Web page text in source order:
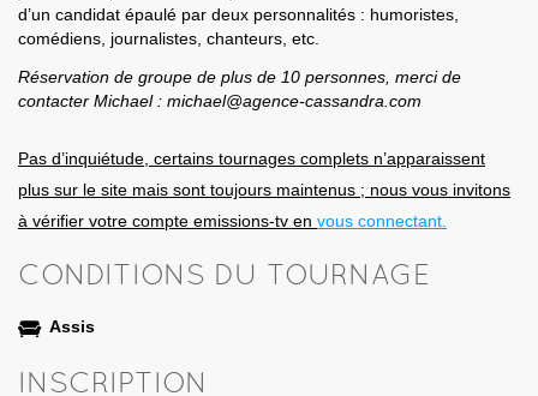
d’un candidat épaulé par deux personnalités : humoristes,
comédiens, journalistes, chanteurs, etc.
Réservation de groupe de plus de 10 personnes, merci de
contacter Michael : michael@agence-cassandra.com
Pas d’inquiétude, certains tournages complets n’apparaissent
plus sur le site mais sont toujours maintenus ; nous vous invitons
à vérifier votre compte emissions-tv en vous connectant.
CONDITIONS DU TOURNAGE
Assis
INSCRIPTION